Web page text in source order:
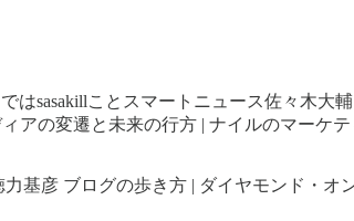
はsasakillことスマートニュース佐々木大
アの変遷と未来の行方 | ナイルのマーケ
基彦 ブログの歩き方 | ダイヤモンド・オ